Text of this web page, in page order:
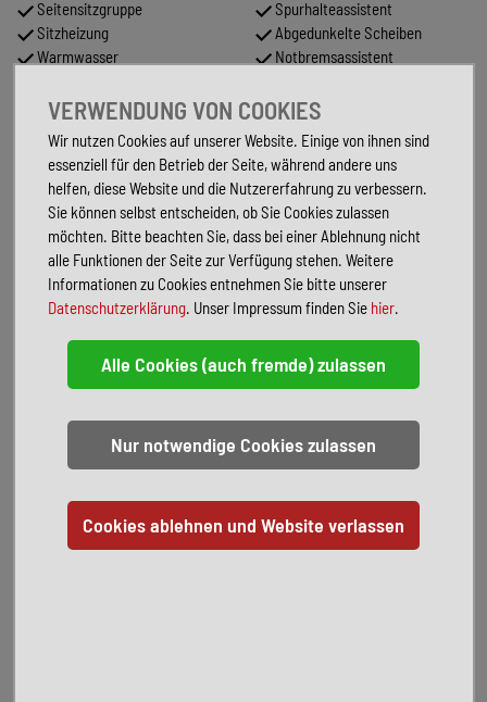
Seitensitzgruppe
Sitzheizung
Warmwasser
Abstandstempomat
Spurhalteassistent
Abgedunkelte Scheiben
Notbremsassistent
Zentralverriegelung
Lederlenkrad
FAHRZEUGBESCHREIBUNG
Inseratnummer: 584
Allgemeines:
Modell 2026
Mercedes Sprinter Chassis
Abgasnorm: Euro VI-E
zGG. 4.100 kg
Wohnwelt-Leder Tallinn
Sondermodell: Edition CrossTrail
Finanzierung möglich
Inzahlungnahme möglich
VERWENDUNG VON COOKIES
Wir nutzen Cookies auf unserer Website. Einige von ihnen sind
essenziell für den Betrieb der Seite, während andere uns
helfen, diese Website und die Nutzererfahrung zu verbessern.
Sie können selbst entscheiden, ob Sie Cookies zulassen
möchten. Bitte beachten Sie, dass bei einer Ablehnung nicht
alle Funktionen der Seite zur Verfügung stehen. Weitere
Informationen zu Cookies entnehmen Sie bitte unserer
Datenschutzerklärung. Unser Impressum finden Sie hier.